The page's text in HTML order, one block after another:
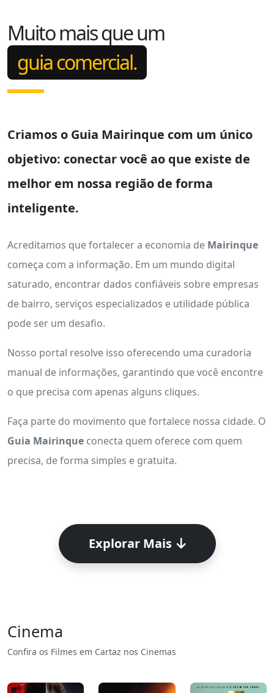
Muito mais que um
guia comercial.
Criamos o Guia Mairinque com um único
objetivo: conectar você ao que existe de
melhor em nossa região de forma
inteligente.
Acreditamos que fortalecer a economia de Mairinque
começa com a informação. Em um mundo digital
saturado, encontrar dados confiáveis sobre empresas
de bairro, serviços especializados e utilidade pública
pode ser um desafio.
Nosso portal resolve isso oferecendo uma curadoria
manual de informações, garantindo que você encontre
o que precisa com apenas alguns cliques.
Faça parte do movimento que fortalece nossa cidade. O
Guia Mairinque conecta quem oferece com quem
precisa, de forma simples e gratuita.
Explorar Mais
Cinema
Confira os Filmes em Cartaz nos Cinemas